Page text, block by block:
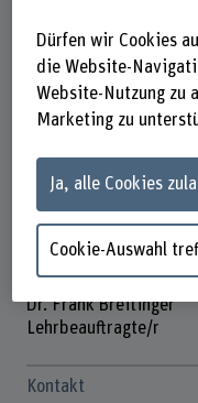
Dr. Frank Breitinger
Lehrbeauftragte/r
Kontakt
Dürfen wir Cookies
die Website-
Website-Nutzung zu
Marketing zu
Ja, alle Cookies
Cookie-Auswahl